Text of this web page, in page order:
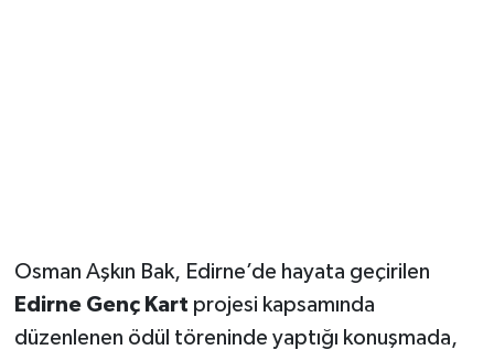
Osman Aşkın Bak, Edirne’de hayata geçirilen
Edirne Genç Kart projesi kapsamında
düzenlenen ödül töreninde yaptığı konuşmada,
Siyaset
Sokak Hayvanlarını Sahiplendirme